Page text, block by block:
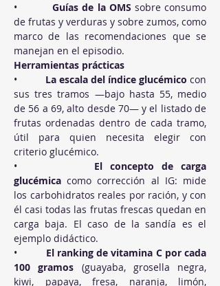
• Guías de la OMS sobre consumo
de frutas y verduras y sobre zumos, como
marco de las recomendaciones que se
manejan en el episodio.
Herramientas prácticas
• La escala del índice glucémico con
sus tres tramos —bajo hasta 55, medio
de 56 a 69, alto desde 70— y el listado de
frutas ordenadas dentro de cada tramo,
útil para quien necesita elegir con
criterio glucémico.
• El concepto de carga
glucémica como corrección al IG: mide
los carbohidratos reales por ración, y con
él casi todas las frutas frescas quedan en
carga baja. El caso de la sandía es el
ejemplo didáctico.
• El ranking de vitamina C por cada
100 gramos (guayaba, grosella negra,
kiwi, papaya, fresa, naranja, limón,